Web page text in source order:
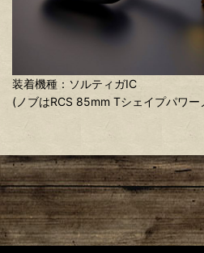
装着機種：ソルティガIC
(ノブはRCS 85mm Tシェイプパワー